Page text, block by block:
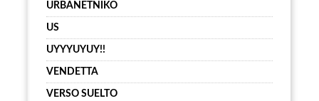
URBANETNIKO
US
UYYYUYUY!!
VENDETTA
VERSO SUELTO